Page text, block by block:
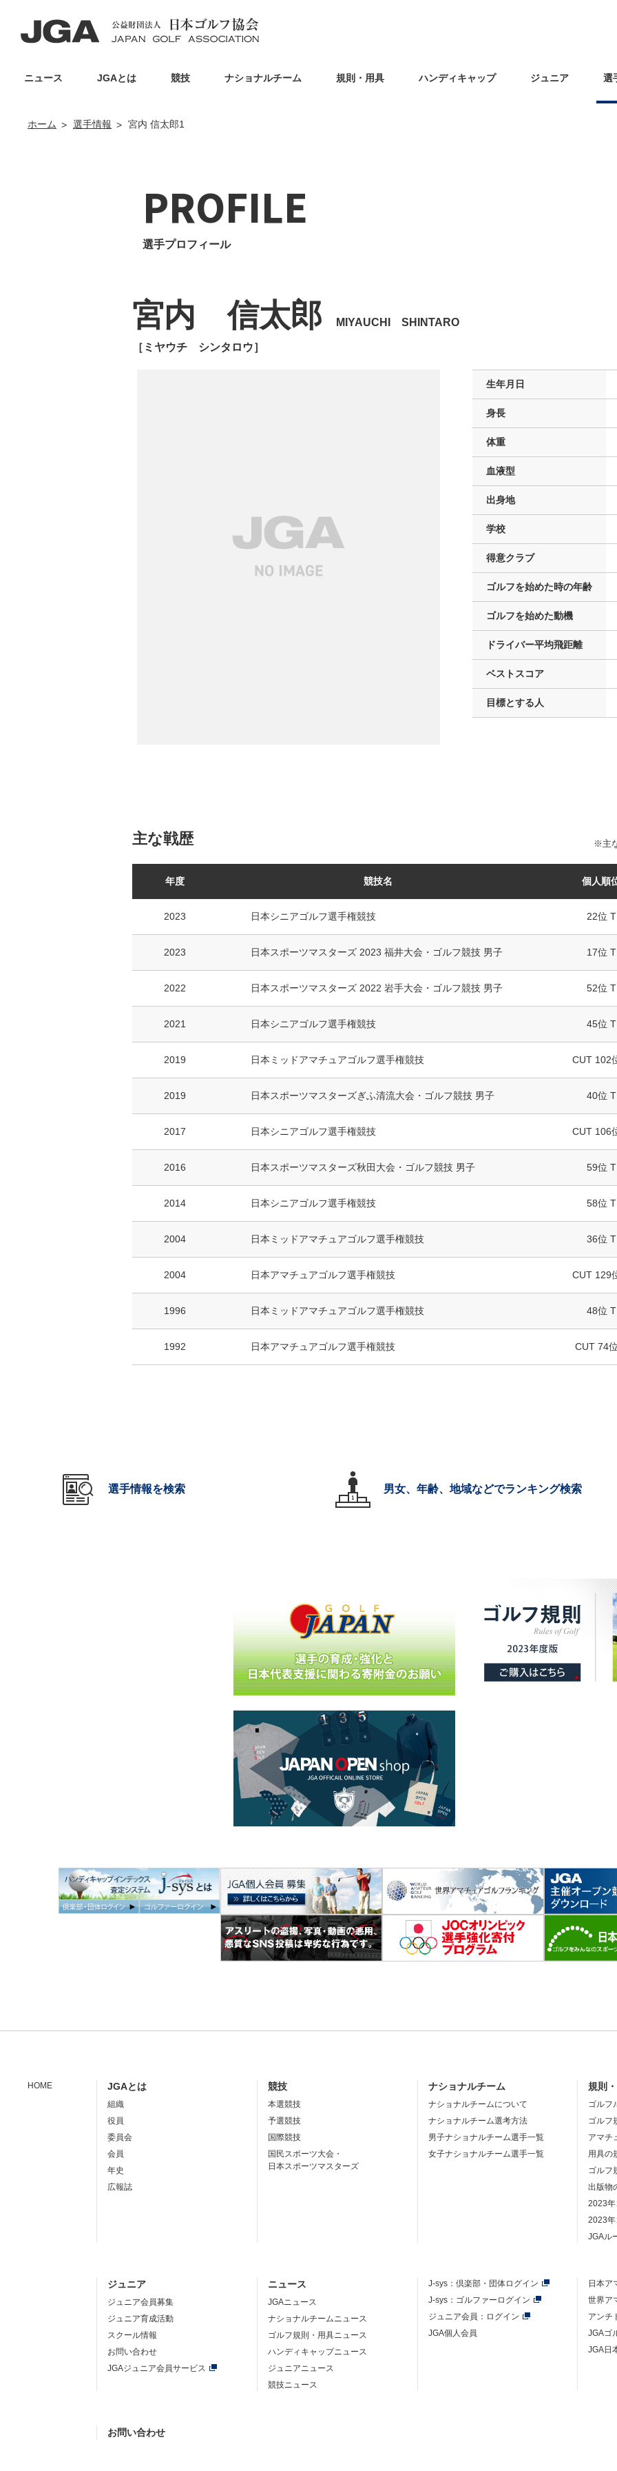
ニュース JGAとは 競技 ナショナルチーム 規則・用具 ハンディキャップ ジュニア 選
ホーム 選手情報 宮内 信太郎1
PROFILE
選手プロフィール
宮内 信太郎 MIYAUCHI SHINTARO
［ミヤウチ シンタロウ］
生年月日
身長
体重
血液型
出身地
学校
得意クラブ
ゴルフを始めた時の年齢
ゴルフを始めた動機
ドライバー平均飛距離
ベストスコア
目標とする人
主な戦歴 ※主
年度 競技名 個人順
2023 日本シニアゴルフ選手権競技 22位 T
2023 日本スポーツマスターズ 2023 福井大会・ゴルフ競技 男子 17位 T
2022 日本スポーツマスターズ 2022 岩手大会・ゴルフ競技 男子 52位 T
2021 日本シニアゴルフ選手権競技 45位 T
2019 日本ミッドアマチュアゴルフ選手権競技 CUT 102
2019 日本スポーツマスターズぎふ清流大会・ゴルフ競技 男子 40位 T
2017 日本シニアゴルフ選手権競技 CUT 106
2016 日本スポーツマスターズ秋田大会・ゴルフ競技 男子 59位 T
2014 日本シニアゴルフ選手権競技 58位 T
2004 日本ミッドアマチュアゴルフ選手権競技 36位 T
2004 日本アマチュアゴルフ選手権競技 CUT 129
1996 日本ミッドアマチュアゴルフ選手権競技 48位 T
1992 日本アマチュアゴルフ選手権競技 CUT 74
選手情報を検索 男女、年齢、地域などでランキング検索
HOME JGAとは
組織
役員
委員会
会員
年史
広報誌
競技
本選競技
予選競技
国際競技
国民スポーツ大会・
日本スポーツマスターズ
ナショナルチーム
ナショナルチームについて
ナショナルチーム選考方法
男子ナショナルチーム選手一覧
女子ナショナルチーム選手一覧
規則
ゴルフ
ゴルフ
アマチ
用具の
ゴルフ
出版物
2023年
2023
JGAル
ジュニア
ジュニア会員募集
ジュニア育成活動
スクール情報
お問い合わせ
JGAジュニア会員サービス
ニュース
JGAニュース
ナショナルチームニュース
ゴルフ規則・用具ニュース
ハンディキャップニュース
ジュニアニュース
競技ニュース
J-sys： 倶楽部・団体ログイン
J-sys：ゴルファーログイン
ジュニア会員：ログイン
JGA個人会員
日本ア
世界ア
アンチ
JGAゴ
JGA日
お問い合わせ